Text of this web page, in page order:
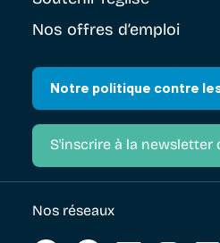
Nos offres d’emploi
Notre politique contre
S'inscrire à la newsletter
Nos réseaux